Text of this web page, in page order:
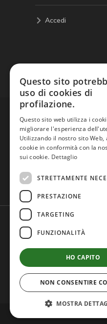
Accedi
Privacy policy
Questo sito
uso di cookies di
profilazione.
Questo sito web utilizza i
migliorare l'esperienza
Utilizzando il nostro sito Web,
cookie in conformità con la
sui cookie. Dettaglio
STRETTAMENTE
PRESTAZIONE
TARGETING
FUNZIONALITÀ
HO CAPITO
NON CONSENTIRE
MOSTRA